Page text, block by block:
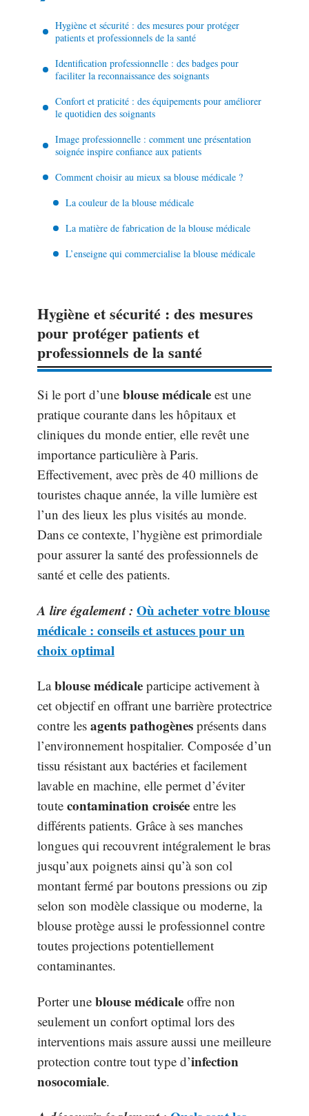
Hygiène et sécurité : des mesures pour protéger
patients et professionnels de la santé
Identification professionnelle : des badges pour
faciliter la reconnaissance des soignants
Confort et praticité : des équipements pour améliorer
le quotidien des soignants
Image professionnelle : comment une présentation
soignée inspire confiance aux patients
Comment choisir au mieux sa blouse médicale ?
La couleur de la blouse médicale
La matière de fabrication de la blouse médicale
L’enseigne qui commercialise la blouse médicale
Hygiène et sécurité : des mesures
pour protéger patients et
professionnels de la santé
Si le port d’une blouse médicale est une
pratique courante dans les hôpitaux et
cliniques du monde entier, elle revêt une
importance particulière à Paris.
Effectivement, avec près de 40 millions de
touristes chaque année, la ville lumière est
l’un des lieux les plus visités au monde.
Dans ce contexte, l’hygiène est primordiale
pour assurer la santé des professionnels de
santé et celle des patients.
A lire également : Où acheter votre blouse
médicale : conseils et astuces pour un
choix optimal
Lablouse médicale participe activement à
cet objectif en offrant une barrière protectrice
contre les agents pathogènes présents dans
l’environnement hospitalier. Composée d’un
tissu résistant aux bactéries et facilement
lavable en machine, elle permet d’éviter
toute contamination croisée entre les
différents patients. Grâce à ses manches
longues qui recouvrent intégralement le bras
jusqu’aux poignets ainsi qu’à son col
montant fermé par boutons pressions ou zip
selon son modèle classique ou moderne, la
blouse protège aussi le professionnel contre
toutes projections potentiellement
contaminantes.
Porter une blouse médicale offre non
seulement un confort optimal lors des
interventions mais assure aussi une meilleure
protection contre tout type d’infection
nosocomiale.